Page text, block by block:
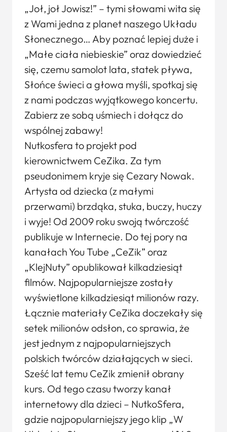
„Joł, joł Jowisz!” – tymi słowami wita się
z Wami jedna z planet naszego Układu
Słonecznego… Aby poznać lepiej duże i
„Małe ciała niebieskie” oraz dowiedzieć
się, czemu samolot lata, statek pływa,
Słońce świeci a głowa myśli, spotkaj się
z nami podczas wyjątkowego koncertu.
Zabierz ze sobą uśmiech i dołącz do
wspólnej zabawy!
Nutkosfera to projekt pod
kierownictwem CeZika. Za tym
pseudonimem kryje się Cezary Nowak.
Artysta od dziecka (z małymi
przerwami) brzdąka, stuka, buczy, huczy
i wyje! Od 2009 roku swoją twórczość
publikuje w Internecie. Do tej pory na
kanałach You Tube „CeZik” oraz
„KlejNuty” opublikował kilkadziesiąt
filmów. Najpopularniejsze zostały
wyświetlone kilkadziesiąt milionów razy.
Łącznie materiały CeZika doczekały się
setek milionów odsłon, co sprawia, że
jest jednym z najpopularniejszych
polskich twórców działających w sieci.
Sześć lat temu CeZik zmienił obrany
kurs. Od tego czasu tworzy kanał
internetowy dla dzieci – NutkoSfera,
gdzie najpopularniejszy jego klip „W